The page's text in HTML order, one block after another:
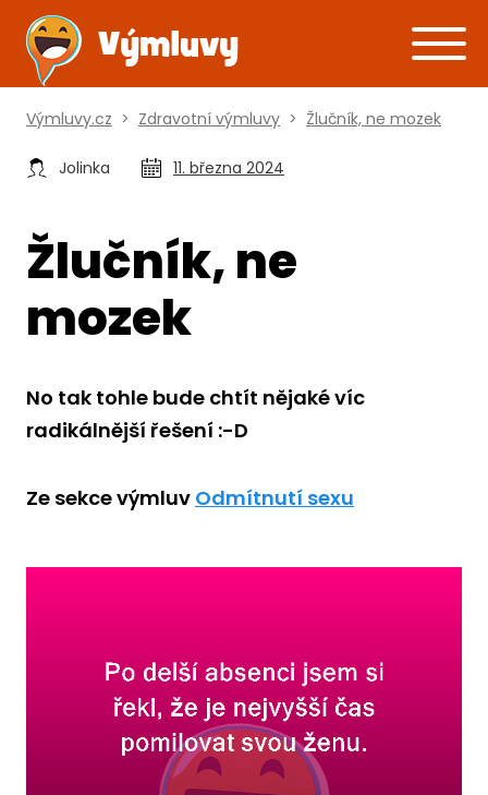
Výmluvy.cz > Zdravotní výmluvy > Žlučník, ne mozek
Jolinka 11. března 2024
Žlučník, ne
mozek
No tak tohle bude chtít nějaké víc
radikálnější řešení :-D
Ze sekce výmluv Odmítnutí sexu